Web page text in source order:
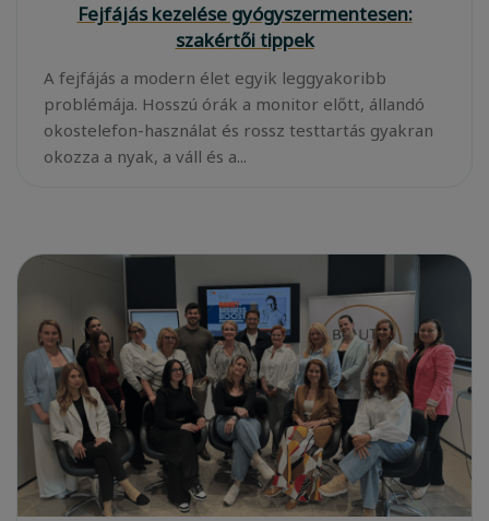
Fejfájás kezelése gyógyszermentesen:
szakértői tippek
A fejfájás a modern élet egyik leggyakoribb
problémája. Hosszú órák a monitor előtt, állandó
okostelefon-használat és rossz testtartás gyakran
okozza a nyak, a váll és a...